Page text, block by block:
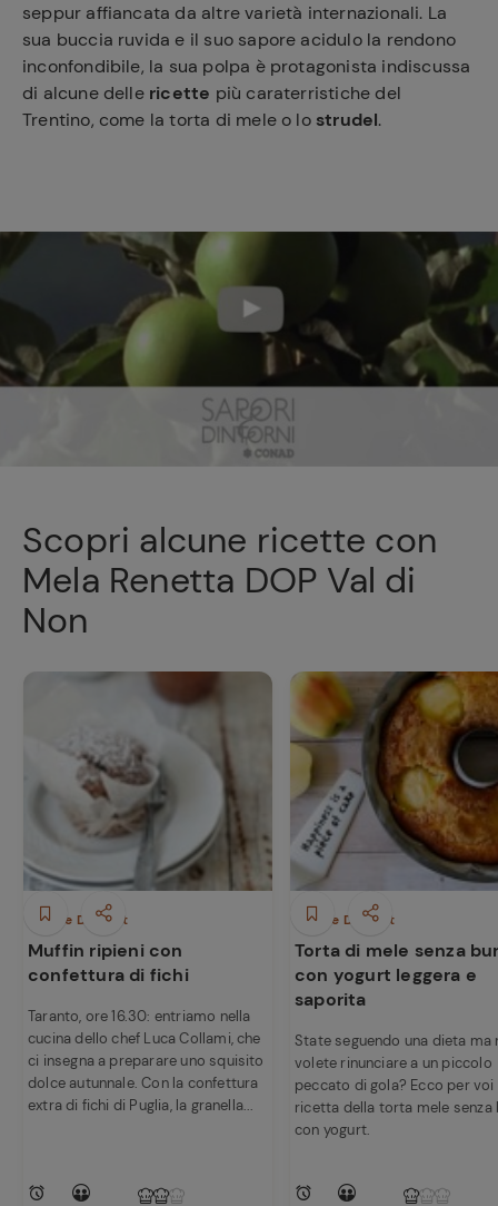
seppur affiancata da altre varietà internazionali. La
sua buccia ruvida e il suo sapore acidulo la rendono
inconfondibile, la sua polpa è protagonista indiscussa
di alcune delle ricette più caraterristiche del
Trentino, come la torta di mele o lo strudel.
Scopri alcune ricette con
Mela Renetta DOP Val di
Non
Dolci e Dessert
Muffin ripieni con
confettura di fichi
Taranto, ore 16.30: entriamo nella
cucina dello chef Luca Collami, che
ci insegna a preparare uno squisito
dolce autunnale. Con la confettura
extra di fichi di Puglia, la granella...
Dolci e Dessert
Torta di mele senza
con yogurt leggera e
saporita
State seguendo una dieta ma
volete rinunciare a un piccolo
peccato di gola? Ecco per voi
ricetta della torta mele senza
con yogurt.